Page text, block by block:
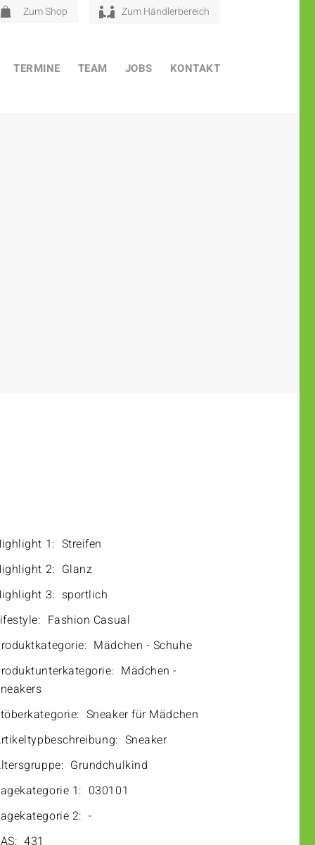
Zum Shop Zum Händlerbereich
TERMINE TEAM JOBS KONTAKT
1: Streifen
2: Glanz
3: sportlich
Fashion Casual
Mädchen - Schuhe
Mädchen -
Sneaker für Mädchen
Sneaker
Grundchulkind
1: 030101
2: -
431